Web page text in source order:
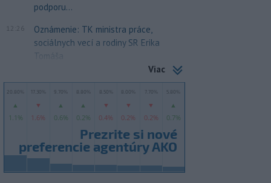
podporu...
12:26
Oznámenie: TK ministra práce,
sociálnych vecí a rodiny SR Erika
Tomáša
Viac